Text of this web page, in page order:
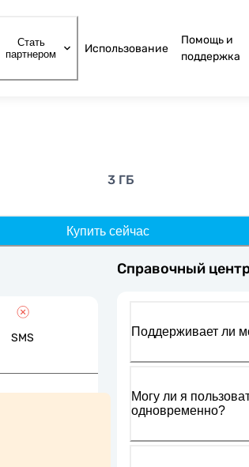
Стать
партнером
Использование
Помощь и
поддержка
3 ГБ
Купить сейчас
SMS
Справочный
Поддерживает ли
Могу ли я
одновременно?